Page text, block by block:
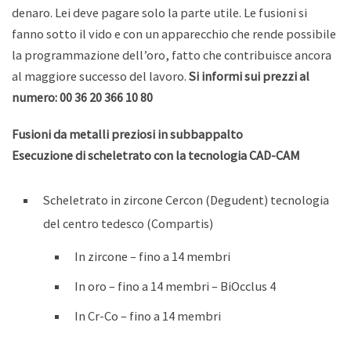
denaro. Lei deve pagare solo la parte utile. Le fusioni si
fanno sotto il vido e con un apparecchio che rende possibile
la programmazione dell’oro, fatto che contribuisce ancora
al maggiore successo del lavoro. Si informi sui prezzi al
numero: 00 36 20 366 10 80
Fusioni da metalli preziosi in subbappalto
Esecuzione di scheletrato con la tecnologia CAD-CAM
Scheletrato in zircone Cercon (Degudent) tecnologia
del centro tedesco (Compartis)
In zircone – fino a 14 membri
In oro – fino a 14 membri – BiOcclus 4
In Cr-Co – fino a 14 membri